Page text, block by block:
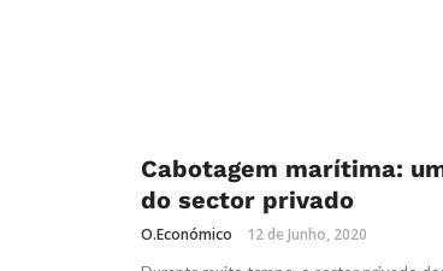
COMUNICAÇÕES
Cabotagem marítima:
do sector privado
O.Económico 12 de Junho, 2020